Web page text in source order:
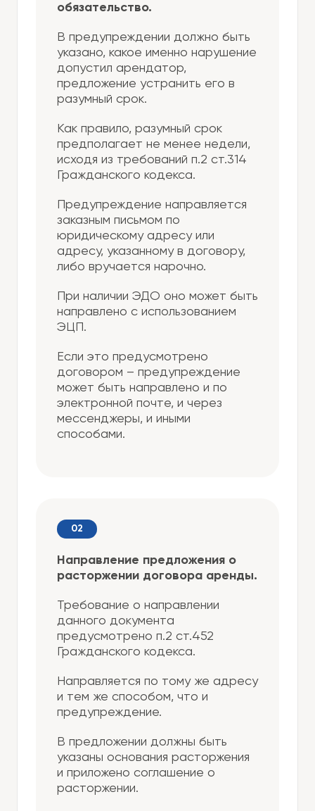
обязательство.
В предупреждении должно быть
указано, какое именно нарушение
допустил арендатор,
предложение устранить его в
разумный срок.
Как правило, разумный срок
предполагает не менее недели,
исходя из требований п.2 ст.314
Гражданского кодекса.
Предупреждение направляется
заказным письмом по
юридическому адресу или
адресу, указанному в договору,
либо вручается нарочно.
При наличии ЭДО оно может быть
направлено с использованием
ЭЦП.
Если это предусмотрено
договором – предупреждение
может быть направлено и по
электронной почте, и через
мессенджеры, и иными
способами.
Направление предложения о
расторжении договора аренды.
Требование о направлении
данного документа
предусмотрено п.2 ст.452
Гражданского кодекса.
Направляется по тому же адресу
и тем же способом, что и
предупреждение.
В предложении должны быть
указаны основания расторжения
и приложено соглашение о
расторжении.